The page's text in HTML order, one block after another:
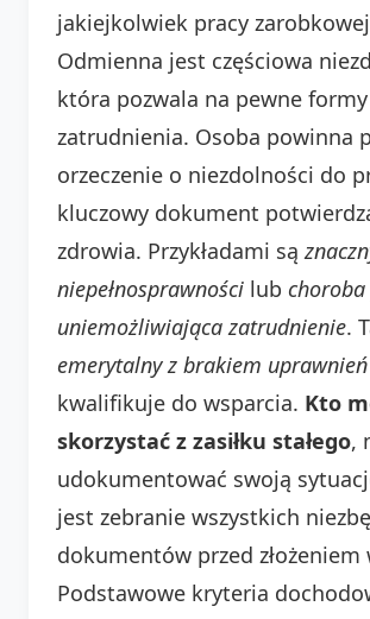
jakiejkolwiek pracy
Odmienna jest częściowa
która pozwala na pewne formy
zatrudnienia. Osoba powinna
orzeczenie o niezdolności do
kluczowy dokument
zdrowia. Przykładami są
niepełnosprawności lub choroba
uniemożliwiająca zatrudnienie.
emerytalny z brakiem
kwalifikuje do wsparcia. Kto
skorzystać z zasiłku stałego,
udokumentować swoją
jest zebranie wszystkich
dokumentów przed złożeniem
Podstawowe kryteria